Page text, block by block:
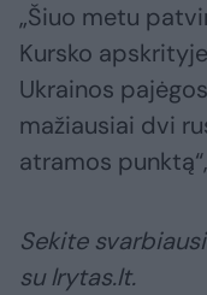
„Šiuo metu
Kursko
Ukrainos
mažiausiai dvi
atramos
Sekite
su lrytas.lt.